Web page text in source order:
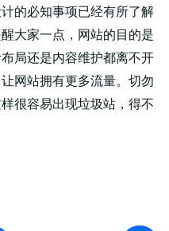
的必知事项已经有所了解
大家一点，网站的目的是
局还是内容维护都离不开
网站拥有更多流量。切勿
很容易出现垃圾站，得不